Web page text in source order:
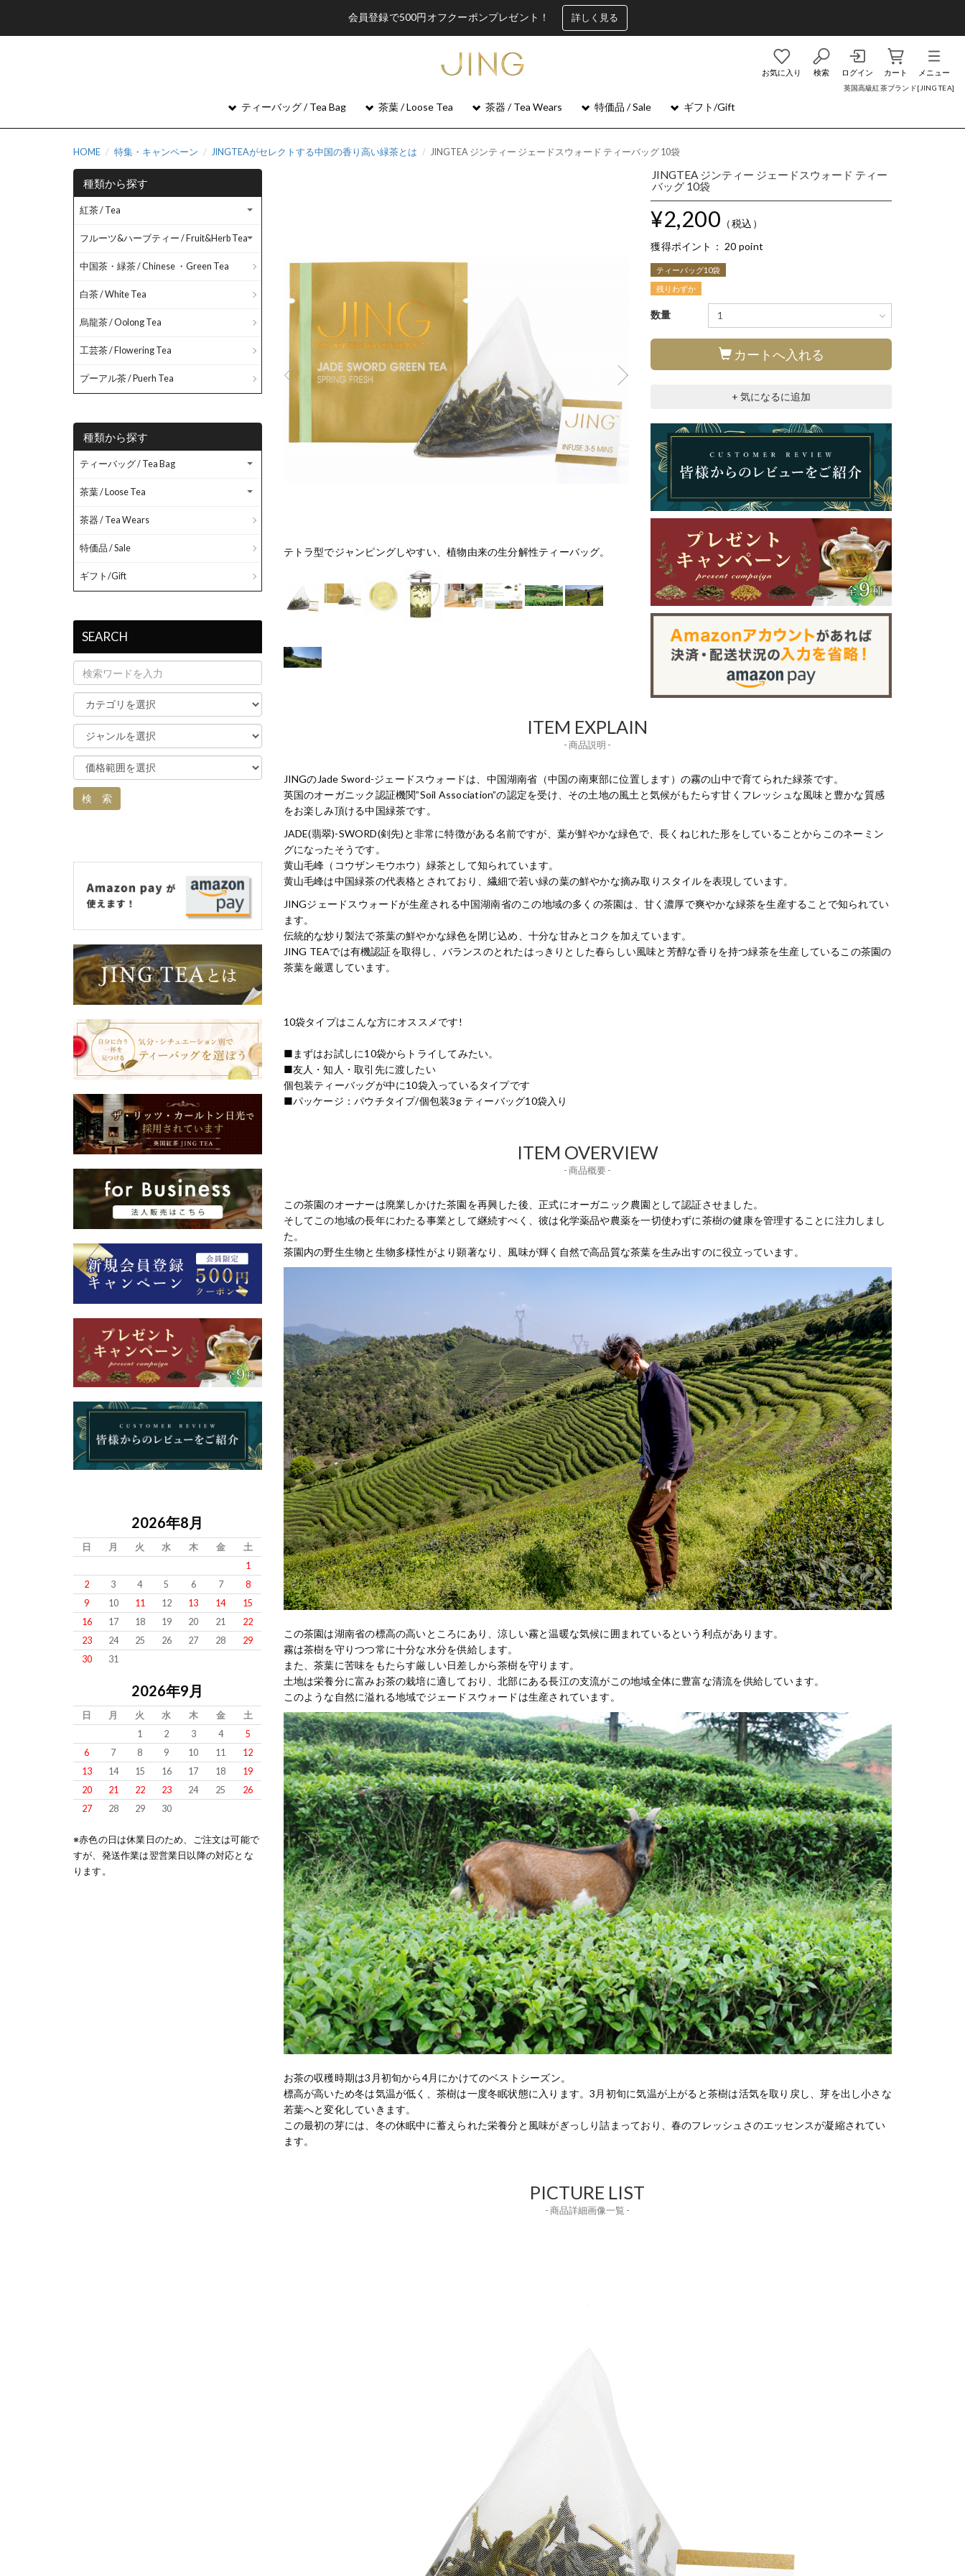
会員登録で500円オフクーポンプレゼント！ 詳しく見る
英国高級紅茶ブランド[JING TEA]
お気に入り 検索 ログイン カート メニュー
ティーバッグ / Tea Bag 茶葉 / Loose Tea 茶器 / Tea Wears 特価品 / Sale ギフト/Gift
HOME 特集・キャンペーン JINGTEAがセレクトする中国の香り高い緑茶とは JINGTEA ジンティー ジェードスウォード ティーバッグ 10袋
JINGTEA ジンティー ジェードスウォード ティー
バッグ 10袋
おり茶葉の鮮度を保ちます。 テトラ型でジャンピングしやすい、植物由来の生分解性ティーバッグ。 水色(すいしょく）は透明感のある黄色です。
¥2,200 （税込）
獲得ポイント： 20 point
ティーバッグ10袋
残りわずか
数量
カートへ入れる
+ 気になるに追加
ITEM EXPLAIN
- 商品説明 -
JINGのJade Sword-ジェードスウォードは、中国湖南省（中国の南東部に位置します）の霧の山中で育てられた緑茶です。
英国のオーガニック認証機関”Soil Association”の認定を受け、その土地の風土と気候がもたらす甘くフレッシュな風味と豊かな質感
をお楽しみ頂ける中国緑茶です。
JADE(翡翠)-SWORD(剣先)と非常に特徴がある名前ですが、葉が鮮やかな緑色で、長くねじれた形をしていることからこのネーミン
グになったそうです。
黄山毛峰（コウザンモウホウ）緑茶として知られています。
黄山毛峰は中国緑茶の代表格とされており、繊細で若い緑の葉の鮮やかな摘み取りスタイルを表現しています。
JINGジェードスウォードが生産される中国湖南省のこの地域の多くの茶園は、甘く濃厚で爽やかな緑茶を生産することで知られてい
ます。
伝統的な炒り製法で茶葉の鮮やかな緑色を閉じ込め、十分な甘みとコクを加えています。
JING TEAでは有機認証を取得し、バランスのとれたはっきりとした春らしい風味と芳醇な香りを持つ緑茶を生産しているこの茶園の
茶葉を厳選しています。
10袋タイプはこんな方にオススメです!
■まずはお試しに10袋からトライしてみたい。
■友人・知人・取引先に渡したい
個包装ティーバッグが中に10袋入っているタイプです
■パッケージ：パウチタイプ/個包装3g ティーバッグ10袋入り
ITEM OVERVIEW
- 商品概要 -
この茶園のオーナーは廃業しかけた茶園を再興した後、正式にオーガニック農園として認証させました。
そしてこの地域の長年にわたる事業として継続すべく、彼は化学薬品や農薬を一切使わずに茶樹の健康を管理することに注力しまし
た。
茶園内の野生生物と生物多様性がより顕著なり、風味が輝く自然で高品質な茶葉を生み出すのに役立っています。
この茶園は湖南省の標高の高いところにあり、涼しい霧と温暖な気候に囲まれているという利点があります。
霧は茶樹を守りつつ常に十分な水分を供給します。
また、茶葉に苦味をもたらす厳しい日差しから茶樹を守ります。
土地は栄養分に富みお茶の栽培に適しており、北部にある長江の支流がこの地域全体に豊富な清流を供給しています。
このような自然に溢れる地域でジェードスウォードは生産されています。
お茶の収穫時期は3月初旬から4月にかけてのベストシーズン。
標高が高いため冬は気温が低く、茶樹は一度冬眠状態に入ります。3月初旬に気温が上がると茶樹は活気を取り戻し、芽を出し小さな
若葉へと変化していきます。
この最初の芽には、冬の休眠中に蓄えられた栄養分と風味がぎっしり詰まっており、春のフレッシュさのエッセンスが凝縮されてい
ます。
PICTURE LIST
- 商品詳細画像一覧 -
種類から探す
紅茶 / Tea
フルーツ&ハーブティー / Fruit&Herb Tea
中国茶・緑茶 / Chinese ・Green Tea
白茶 / White Tea
烏龍茶 / Oolong Tea
工芸茶 / Flowering Tea
プーアル茶 / Puerh Tea
種類から探す
ティーバッグ / Tea Bag
茶葉 / Loose Tea
茶器 / Tea Wears
特価品 / Sale
ギフト/Gift
SEARCH
2026年8月
日 月 火 水 木 金
土
1
2
3 4 5 6 7
8
9
10 11 12 13 14
15
16
17 18 19 20 21
22
23
24 25 26 27 28
29
30
31
2026年9月
日 月 火 水 木 金
土
1
2 3 4
5
6
7 8 9 10 11
12
13
14 15 16 17 18
19
20
21 22 23 24 25
26
27
28 29 30
※赤色の日は休業日のため、ご注文は可能で
すが、発送作業は翌営業日以降の対応とな
ります。